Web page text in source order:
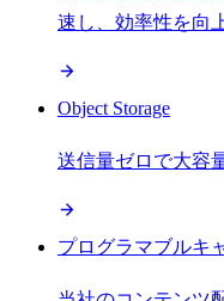
速し、効率性を向
Object Storage
送信量ゼロで大容
プログラマブルキ